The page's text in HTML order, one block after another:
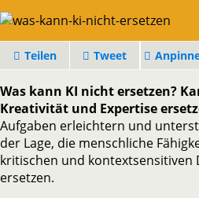
Teilen Tweet
Was kann KI nicht ersetzen?
Kreativität und Expertise
Aufgaben erleichtern und
der Lage, die menschliche
kritischen und kontextsensitiven
ersetzen.